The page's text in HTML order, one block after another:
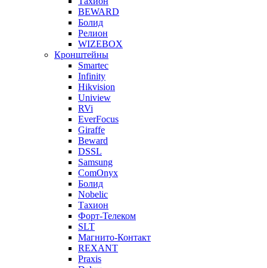
BEWARD
Болид
Релион
WIZEBOX
Кронштейны
Smartec
Infinity
Hikvision
Uniview
RVi
EverFocus
Giraffe
Beward
DSSL
Samsung
ComOnyx
Болид
Nobelic
Тахион
Форт-Телеком
SLT
Магнито-Контакт
REXANT
Praxis